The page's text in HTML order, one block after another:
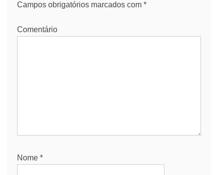
Campos obrigatórios marcados com *
Comentário
Nome *